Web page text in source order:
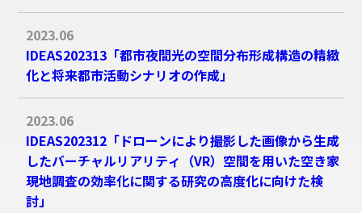
2023.06
IDEAS202313「都市夜間光の空間分布形成構造の精緻
化と将来都市活動シナリオの作成」
2023.06
IDEAS202312「ドローンにより撮影した画像から生成
したバーチャルリアリティ（VR）空間を用いた空き家
現地調査の効率化に関する研究の高度化に向けた検
討」